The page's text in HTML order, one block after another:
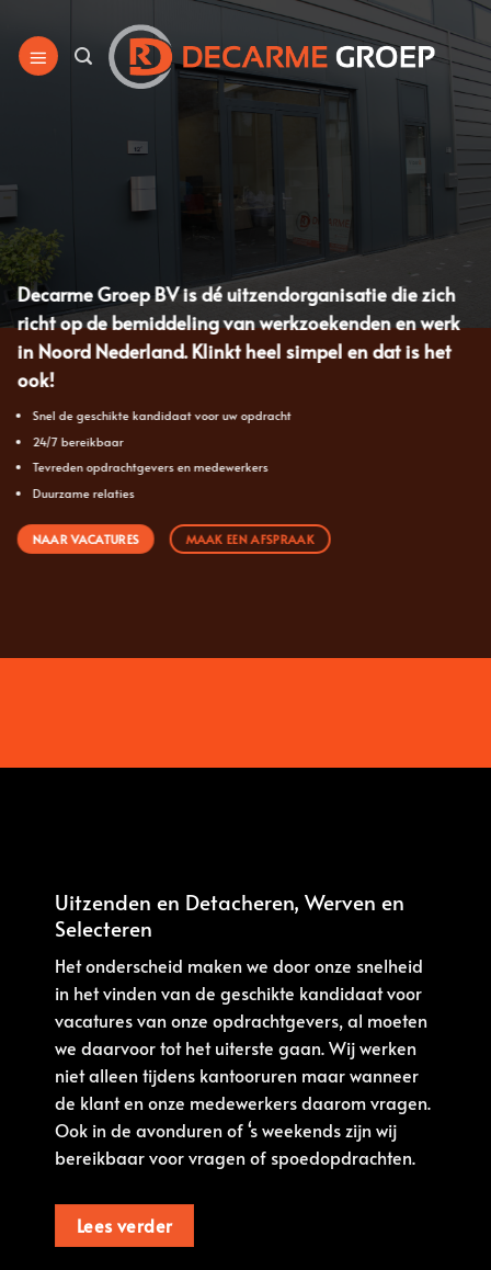
naar
inhoud
Decarme Groep BV is dé uitzendorganisatie die zich
richt op de bemiddeling van werkzoekenden en werk
in Noord Nederland. Klinkt heel simpel en dat is het
ook!
Snel de geschikte kandidaat voor uw opdracht
24/7 bereikbaar
Tevreden opdrachtgevers en medewerkers
Duurzame relaties
NAAR VACATURES MAAK EEN AFSPRAAK
Uitzenden en Detacheren, Werven en
Selecteren
Het onderscheid maken we door onze snelheid
in het vinden van de geschikte kandidaat voor
vacatures van onze opdrachtgevers, al moeten
we daarvoor tot het uiterste gaan. Wij werken
niet alleen tijdens kantooruren maar wanneer
de klant en onze medewerkers daarom vragen.
Ook in de avonduren of ‘s weekends zijn wij
bereikbaar voor vragen of spoedopdrachten.
Lees verder